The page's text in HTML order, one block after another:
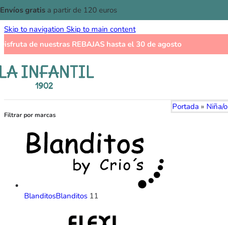
Skip to navigation Skip to main content
Envíos gratis a partir de 120 euros
de nuestras REBAJAS hasta el 30 de agosto
Filtrar por marcas
BlanditosBlanditos 11
Portada » Niña/o